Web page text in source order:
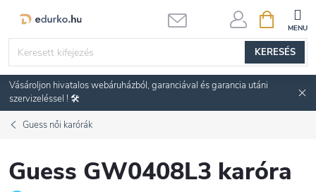
KERESÉS
KOSÁR
Vásároljon hivatalos webáruházból, garanciával és garancia utáni
szervizeléssel ! 🛠️
Guess női karórák
Guess GW0408L3 karóra